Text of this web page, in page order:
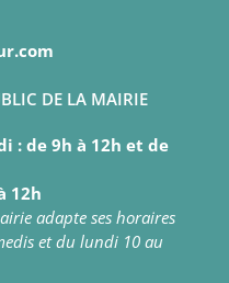
DE LA MAIRIE
: de 9h à 12h et de
12h
adapte ses horaires
et du lundi 10 au